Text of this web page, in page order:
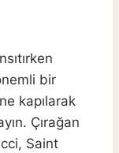
bir
kapılarak
Çırağan
Saint